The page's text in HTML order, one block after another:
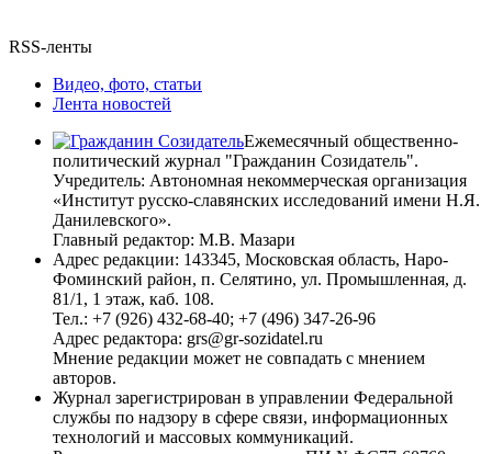
RSS-ленты
Видео, фото, статьи
Лента новостей
Ежемесячный общественно-
политический журнал "Гражданин Созидатель".
Учредитель: Автономная некоммерческая организация
«Институт русско-славянских исследований имени Н.Я.
Данилевского».
Главный редактор: М.В. Мазари
Адрес редакции: 143345, Московская область, Наро-
Фоминский район, п. Селятино, ул. Промышленная, д.
81/1, 1 этаж, каб. 108.
Тел.: +7 (926) 432-68-40; +7 (496) 347-26-96
Адрес редактора: grs@gr-sozidatel.ru
Мнение редакции может не совпадать с мнением
авторов.
Журнал зарегистрирован в управлении Федеральной
службы по надзору в сфере связи, информационных
технологий и массовых коммуникаций.